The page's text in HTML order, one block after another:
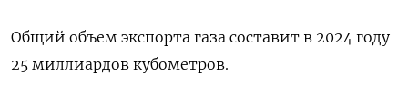
Общий объем экспорта газа составит в 2024 году
25 миллиардов кубометров.